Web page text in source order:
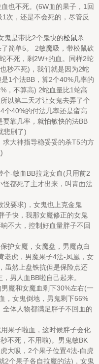
也不死。(6W血的果子，1回
次，还是不会死的，尽管反
是带比2个鬼快的松鼠杀
简单5。 2敏魔吸，带松鼠砍
不死，剩2W+的血。同样2蛇
秒不死)，我们就是因为2蛇
1个法BB，算2个40%几率的
，不算高) 2蛇血量比1蛇高
以第二天才让女鬼去弄了个
个40%的付法几率还是蛮高
靠几率，就怕敏快的法BB
悲剧了)
大神指导稳妥妥的杀T5的方
-敏血BB拉龙女血(只用前2
都死了主才出来，叫青面法
要求)，女鬼也上克金鬼
子快，我那女魔修正的女鬼
不大，控制好血量胖子不回
护女魔，女魔盘，男魔点白
老虎，男魔果子4法-凤凰，女
虽然上盘铁抗但是保险点还
男人血BB啦自己起来。
魔和女魔血剩下30%左右(一
，女鬼倒地，男鬼剩下66%
体人物都满足胖子不回血的
果子啦血，这时候胖子会化
不死，不用啦)。男鬼敏BK
大吸，2个果子位置4法-白虎
2个果子各自拉魔的法)，女鬼